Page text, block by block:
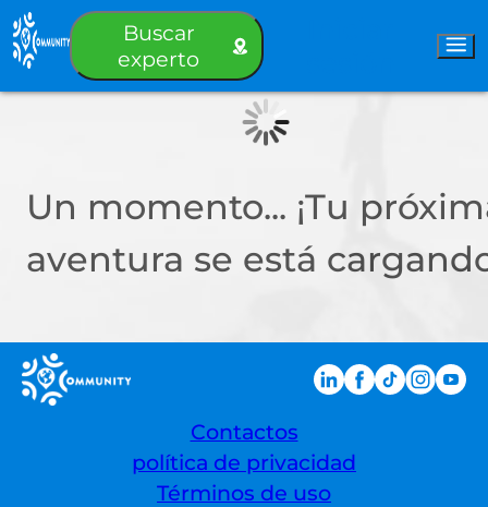
Buscar
experto
Un momento... ¡Tu
aventura se está
Contactos
política de privacidad
Términos de uso